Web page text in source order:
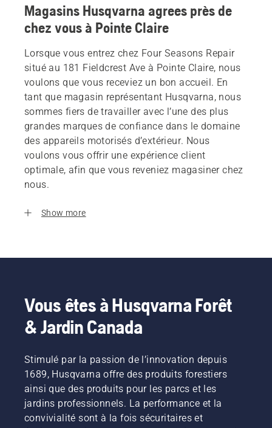
Magasins Husqvarna agrees près de
chez vous à Pointe Claire
Lorsque vous entrez chez Four Seasons Repair
situé au 181 Fieldcrest Ave à Pointe Claire, nous
voulons que vous receviez un bon accueil. En
tant que magasin représentant Husqvarna, nous
sommes fiers de travailler avec l’une des plus
grandes marques de confiance dans le domaine
des appareils motorisés d’extérieur. Nous
voulons vous offrir une expérience client
optimale, afin que vous reveniez magasiner chez
nous.
Show more
Vous êtes à Husqvarna Forêt
& Jardin Canada
Stimulé par la passion de l’innovation depuis
1689, Husqvarna offre des produits forestiers
ainsi que des produits pour les parcs et les
jardins professionnels. La performance et la
convivialité sont à la fois sécuritaires et